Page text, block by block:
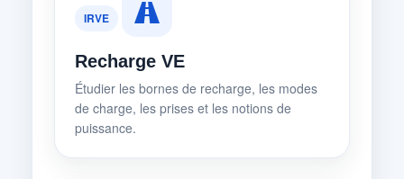
IRVE
Recharge VE
Étudier les bornes de recharge, les modes
de charge, les prises et les notions de
puissance.